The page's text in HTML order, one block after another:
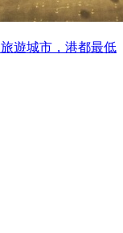
遊城市，港都最低